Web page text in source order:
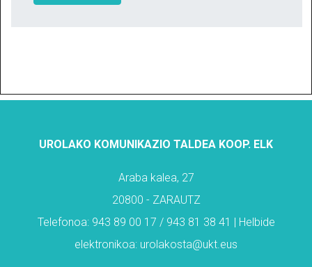
UROLAKO KOMUNIKAZIO TALDEA KOOP. ELK
Araba kalea, 27
20800 - ZARAUTZ
Telefonoa: 943 89 00 17 / 943 81 38 41 | Helbide
elektronikoa: urolakosta@ukt.eus